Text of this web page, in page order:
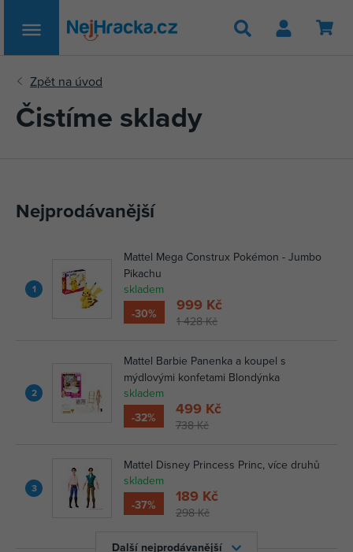
Hledat
Čistíme sklady
Nejprodávanější
1
Mattel Mega Construx Pokémon - Jumbo
Pikachu
skladem
-30%
1 428 Kč
999 Kč
2
Mattel Barbie Panenka a koupel s
mýdlovými konfetami Blondýnka
skladem
-32%
738 Kč
499 Kč
3
Mattel Disney Princess Princ, více druhů
skladem
-37%
298 Kč
189 Kč
Další nejprodávanější